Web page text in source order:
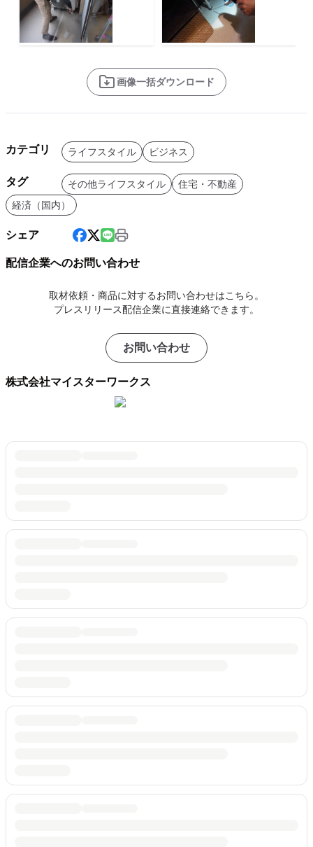
画像一括ダウンロード
カテゴリ ライフスタイル ビジネス
タグ その他ライフスタイル
住宅・不動産
経済（国内）
シェア
配信企業へのお問い合わせ
取材依頼・商品に対するお問い合わせはこちら。
プレスリリース配信企業に直接連絡できます。
お問い合わせ
株式会社マイスターワークス